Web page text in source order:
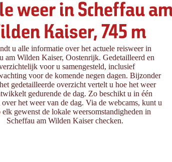
weer in Scheffau am
Kaiser, 745 m
u alle informatie over het actuele reisweer in
am Wilden Kaiser, Oostenrijk. Gedetailleerd en
voor u samengesteld, inclusief
voor de komende negen dagen. Bijzonder
gedetailleerde overzicht vertelt u hoe het weer
gedurende de dag. Zo beschikt u in één
het weer van de dag. Via de webcams, kunt u
gewenst de lokale weersomstandigheden in
Scheffau am Wilden Kaiser checken.